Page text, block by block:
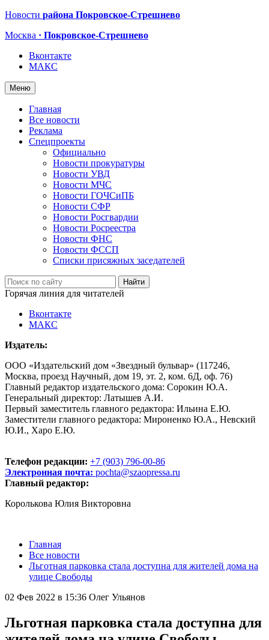
Новости района Покровское-Стрешнево
Москва · Покровское-Стрешнево
Вконтакте
МАКС
Меню
Главная
Все новости
Реклама
Спецпроекты
Официально
Новости прокуратуры
Новости УВД
Новости МЧС
Новости ГОЧСиПБ
Новости СФР
Новости Росгвардии
Новости Росреестра
Новости ФНС
Новости ФССП
Списки присяжных заседателей
Горячая линия для читателей
Вконтакте
МАКС
Издатель:
ООО «Издательский дом «Звездный бульвар» (117246,
Москва, проезд Научный, дом 19, эт. 2, ком. 6Д, оф. 76)
Главный редактор издательского дома: Сорокин Ю.А.
Генеральный директор: Латышев А.И.
Первый заместитель главного редактора: Ильина Е.Ю.
Заместители главного редактора: Мироненко Ю.А., Невский
Ю.И., Харо Е.Ю.
Телефон редакции: +7 (903) 796-00-86
Электронная почта: pochta@szaopressa.ru
Главный редактор:
Королькова Юлия Викторовна
Главная
Все новости
Льготная парковка стала доступна для жителей дома на
улице Свободы
02 Фев 2022 в 15:36 Олег Ульянов
Льготная парковка стала доступна для